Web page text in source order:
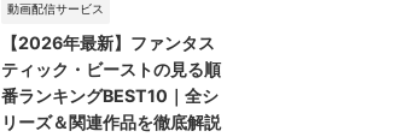
動画配信サービス
【2026年最新】ファンタス
ティック・ビーストの見る順
番ランキングBEST10｜全シ
リーズ＆関連作品を徹底解説